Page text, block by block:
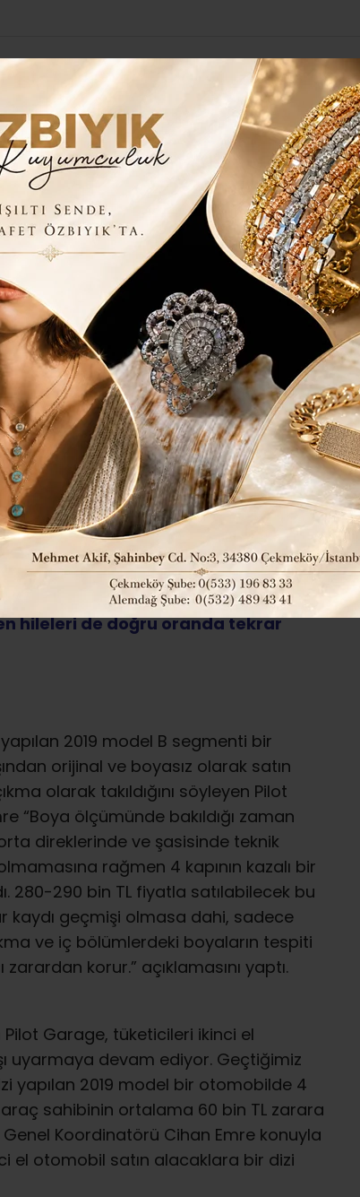
Haberler Genel Siyaset Kültür Sanat
ARAÇ ALIRKEN AMAN DİKKAT!..
DOLU, 2. EL ARAÇ
345 Tüm
araçlara olan ilginin ve fiyatların
hileleri de doğru oranda tekrar
2019 model B segmenti bir
orijinal ve boyasız olarak satın
olarak takıldığını söyleyen Pilot
“Boya ölçümünde bakıldığı zaman
direklerinde ve şasisinde teknik
rağmen 4 kapının kazalı bir
280-290 bin TL fiyatla satılabilecek bu
kaydı geçmişi olmasa dahi, sadece
ve iç bölümlerdeki boyaların tespiti
korur.” açıklamasını yaptı.
Garage, tüketicileri ikinci el
uyarmaya devam ediyor. Geçtiğimiz
yapılan 2019 model bir otomobilde 4
araç sahibinin ortalama 60 bin TL zarara
Koordinatörü Cihan Emre konuyla
el otomobil satın alacaklara bir dizi